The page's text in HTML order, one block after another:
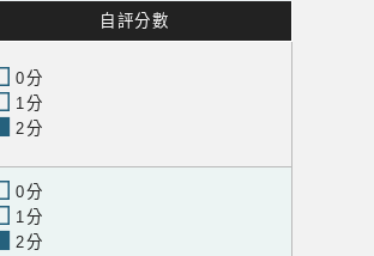
自評分數
0分
1分
2分
0分
1分
2分